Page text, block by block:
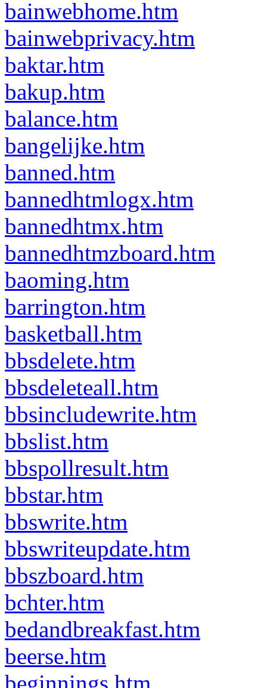
bainwebhome.htm
bainwebprivacy.htm
baktar.htm
bakup.htm
balance.htm
bangelijke.htm
banned.htm
bannedhtmlogx.htm
bannedhtmx.htm
bannedhtmzboard.htm
baoming.htm
barrington.htm
basketball.htm
bbsdelete.htm
bbsdeleteall.htm
bbsincludewrite.htm
bbslist.htm
bbspollresult.htm
bbstar.htm
bbswrite.htm
bbswriteupdate.htm
bbszboard.htm
bchter.htm
bedandbreakfast.htm
beerse.htm
beginnings.htm